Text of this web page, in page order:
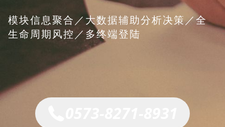
模块信息聚合／大数据辅助分析决策／全
生命周期风控／多终端登陆